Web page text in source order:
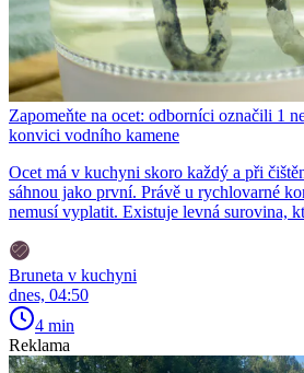
Zapomeňte na ocet: odborníci označili 1
konvici vodního kamene
Ocet má v kuchyni skoro každý a při
sáhnou jako první. Právě u rychlovarné
nemusí vyplatit. Existuje levná surovina,
Bruneta v kuchyni
dnes, 04:50
4 min
Reklama